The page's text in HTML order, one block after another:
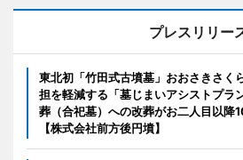
プレスリリー
東北初「竹田式古墳墓」おおさきさく
担を軽減する「墓じまいアシストプラ
葬（合祀墓）への改葬がお二人目以
【株式会社前方後円墳】